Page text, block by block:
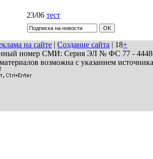
23/06 тест
на сайте | Создание сайта | 18+
номер СМИ: Серия ЭЛ № ФС 77 - 44486
возможна с указанием